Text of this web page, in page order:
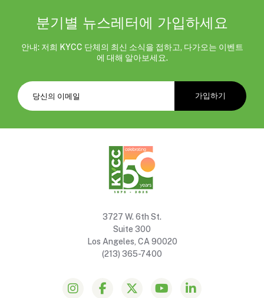
분기별 뉴스레터에 가입하세요
안내: 저희 KYCC 단체의 최신 소식을 접하고, 다가오는 이벤트
에 대해 알아보세요.
3727 W. 6th St.
Suite 300
Los Angeles, CA 90020
(213) 365-7400